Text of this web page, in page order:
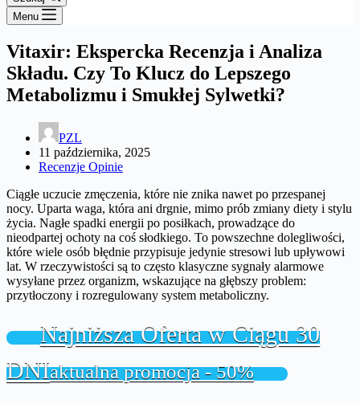
Menu
Vitaxir: Ekspercka Recenzja i Analiza
Składu. Czy To Klucz do Lepszego
Metabolizmu i Smukłej Sylwetki?
PZL
11 października, 2025
Recenzje Opinie
Ciągłe uczucie zmęczenia, które nie znika nawet po przespanej
nocy. Uparta waga, która ani drgnie, mimo prób zmiany diety i stylu
życia. Nagłe spadki energii po posiłkach, prowadzące do
nieodpartej ochoty na coś słodkiego. To powszechne dolegliwości,
które wiele osób błędnie przypisuje jedynie stresowi lub upływowi
lat. W rzeczywistości są to często klasyczne sygnały alarmowe
wysyłane przez organizm, wskazujące na głębszy problem:
przytłoczony i rozregulowany system metaboliczny.
Najniższa Oferta w Ciągu 30
DNIaktualna promocja - 50%